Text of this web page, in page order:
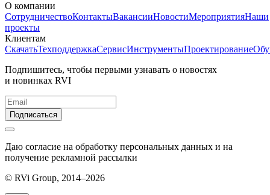
О компании
СотрудничествоКонтактыВакансииНовостиМероприятияНаши
проекты
Клиентам
СкачатьТехподдержкаСервисИнструментыПроектирование
Подпишитесь, чтобы первыми узнавать о новостях
и новинках RVI
Подписаться
Даю согласие на обработку персональных данных и на
получение рекламной рассылки
© RVi Group, 2014–2026